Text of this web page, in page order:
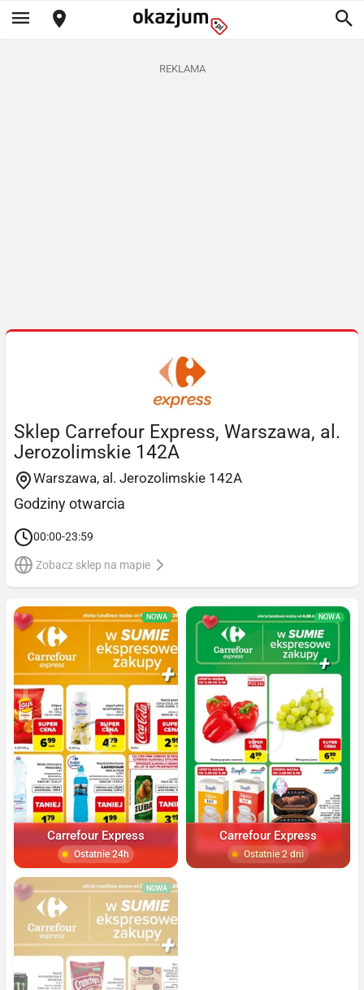
REKLAMA
Sklep Carrefour Express, Warszawa, al.
Jerozolimskie 142A
Warszawa, al. Jerozolimskie 142A
Godziny otwarcia
00:00-23:59
Zobacz sklep na mapie
NOWA
Carrefour Express
Ostatnie 24h
NOWA
Carrefour Express
Ostatnie 2 dni
NOWA